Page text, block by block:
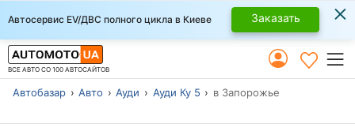
Автосервис EV/ДВС полного цикла в Киеве Заказать ×
ВСЕ АВТО СО 100 АВТОСАЙТОВ
Автобазар Авто Ауди Ауди Ку 5 в Запорожье